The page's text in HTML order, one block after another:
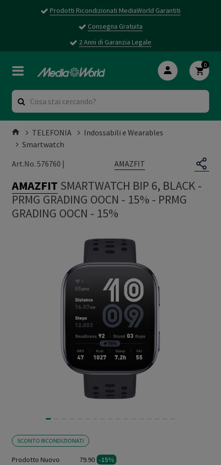
Prodotti Ricondizionati MediaWorld Garantiti
Consegna Gratuita
2 Anni di Garanzia Legale
0
TELEFONIA
Indossabili e Wearables
Smartwatch
Art.No. 576760 |
AMAZFIT
AMAZFIT SMARTWATCH BIP 6, BLACK -
PRMG GRADING OOCN - 15% - PRMG
GRADING OOCN - 15%
SCONTO RICONDIZIONATI
Prodotto Nuovo 79.90 -15%